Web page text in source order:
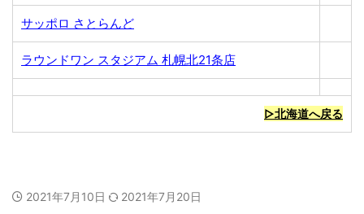
サッポロ さとらんど
ラウンドワン スタジアム 札幌北21条店
▷北海道へ戻る
2021年7月10日 2021年7月20日